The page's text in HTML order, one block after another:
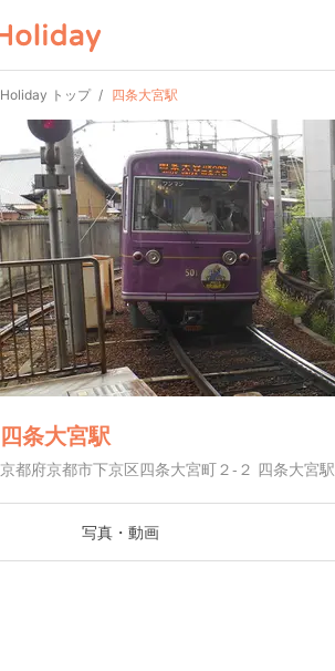
Holiday トップ 四条大宮駅
四条大宮駅
京都府京都市下京区四条大宮町２-２ 四条大宮駅
写真・動画